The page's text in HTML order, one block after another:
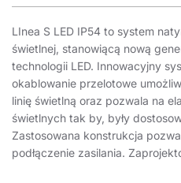
LInea S LED IP54 to system
świetlnej, stanowiącą nową
technologii LED. Innowacyjny
okablowanie przelotowe
linię świetlną oraz pozwala na
świetlnych tak by, były
Zastosowana konstrukcja
podłączenie zasilania.